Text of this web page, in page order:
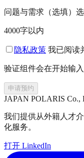
问题与需求（选填）
4000字以内
隐私政策 我已阅读
验证组件会在开始输
申请预约
JAPAN POLARIS Co.,
我们提供从外籍人才
化服务。
打开 LinkedIn